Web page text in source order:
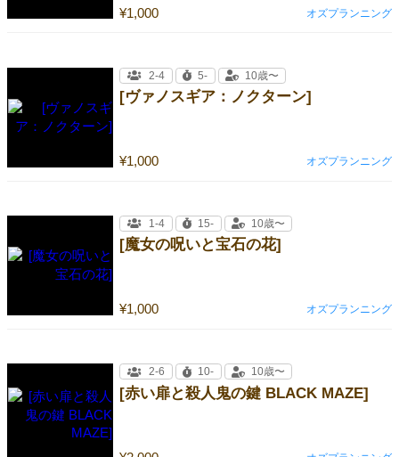
¥1,000 オズプランニング
[ヴァノスギア：ノクターン]
¥1,000
2-4 5- 10歳〜
オズプランニング
[魔女の呪いと宝石の花]
¥1,000
1-4 15- 10歳〜
オズプランニング
[赤い扉と殺人鬼の鍵 BLACK MAZE]
2-6 10- 10歳〜